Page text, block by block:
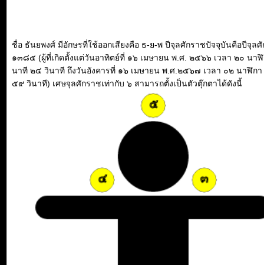
ชื่อ ธันยพงศ์ มีอักษรที่ใช้ออกเสียงคือ ธ-ย-พ ปีจุลศักราชปัจจุบันคือปีจุล
๑๓๘๕ (ผู้ที่เกิดตั้งแต่วันอาทิตย์ที่ ๑๖ เมษายน พ.ศ. ๒๕๖๖ เวลา ๒๐ นา
นาที ๒๔ วินาที ถึงวันอังคารที่ ๑๖ เมษายน พ.ศ.๒๕๖๗ เวลา ๐๒ นาฬิก
๕๙ วินาที) เศษจุลศักราชเท่ากับ ๖ สามารถตั้งเป็นตัวตุ๊กตาได้ดังนี้